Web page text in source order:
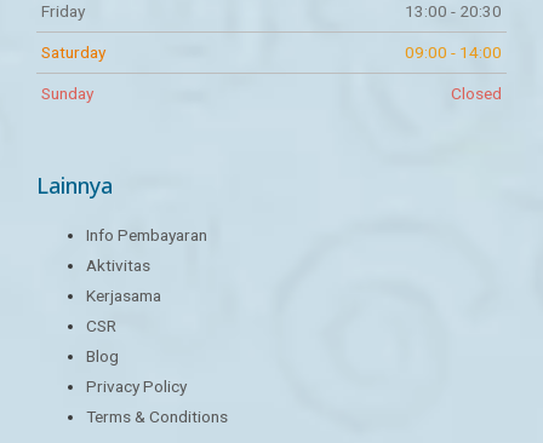
Friday 13:00 - 20:30
Saturday 09:00 - 14:00
Sunday Closed
Lainnya
Info Pembayaran
Aktivitas
Kerjasama
CSR
Blog
Privacy Policy
Terms & Conditions